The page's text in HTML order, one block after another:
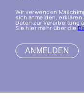
Wir verwenden
sich anmelden,
Daten zur Verarbeitung
Sie hier mehr über die